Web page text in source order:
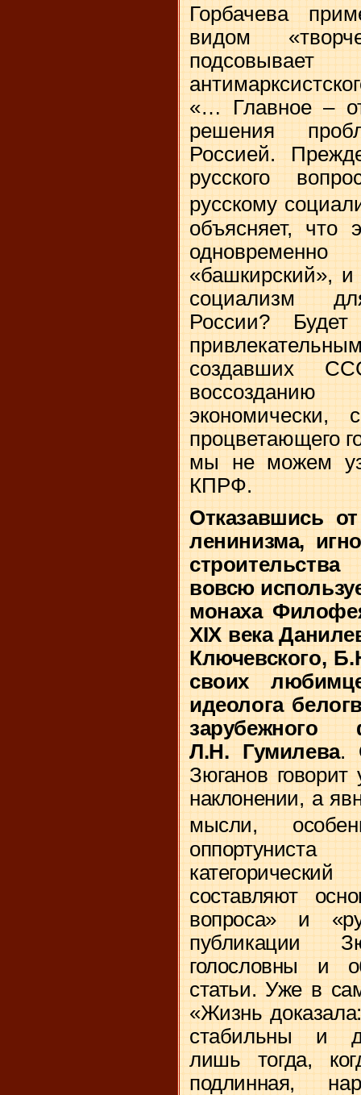
Горбачева
видом
подсовывает
«… Главное –
решения
Россией.
русского
русскому
объясняет, что
«башкирский»,
социализм
России?
создавших
экономически,
процветающего
мы не можем
КПРФ.
Отказавшись
ленинизма,
вовсю
монаха
XIXвека
Ключевского,
своих
идеолога
зарубежного
Л.Н. Гумилева.
Зюганов говорит
наклонении, а
мысли,
составляют
вопроса» и
публикации
голословны и
статьи. Уже в
«Жизнь
стабильны и
лишь тогда,
подлинная,